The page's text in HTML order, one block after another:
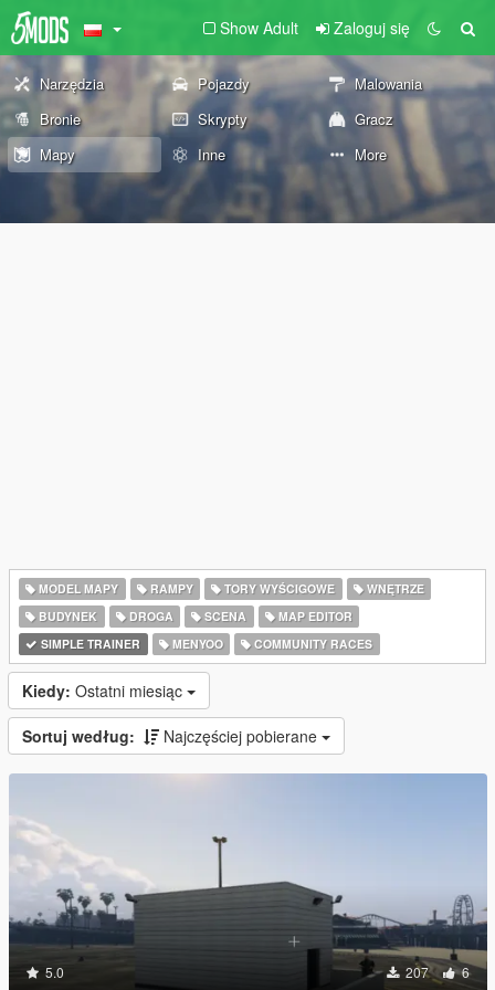
Show Adult Zaloguj się
Narzędzia Pojazdy
Malowania
Bronie
Skrypty
Gracz
Mapy
Inne More
MODEL MAPY RAMPY TORY WYŚCIGOWE
WNĘTRZE
BUDYNEK
DROGA SCENA
MAP EDITOR
SIMPLE TRAINER
MENYOO COMMUNITY RACES
Kiedy: Ostatni miesiąc
Sortuj według: Najczęściej pobierane
5.0 207 6